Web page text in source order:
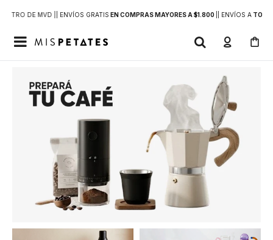
DE MVD | | ENVÍOS GRATIS EN COMPRAS MAYORES A $1.800 | ENVÍOS ATODO
